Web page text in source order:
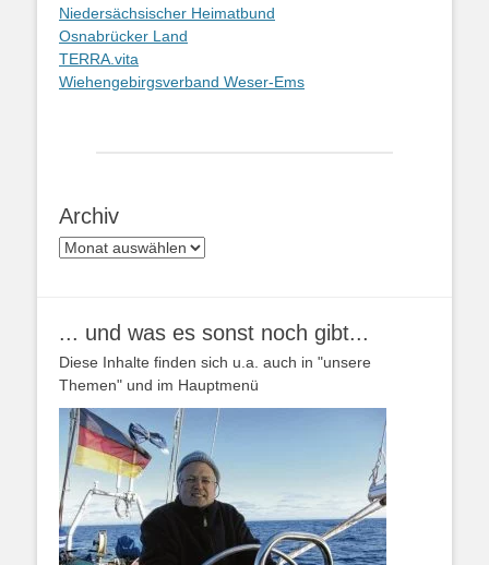
Niedersächsischer Heimatbund
Osnabrücker Land
TERRA.vita
Wiehengebirgsverband Weser-Ems
Archiv
Archiv
... und was es sonst noch gibt...
Diese Inhalte finden sich u.a. auch in "unsere
Themen" und im Hauptmenü